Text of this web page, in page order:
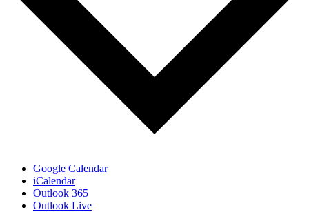
Google Calendar
iCalendar
Outlook 365
Outlook Live